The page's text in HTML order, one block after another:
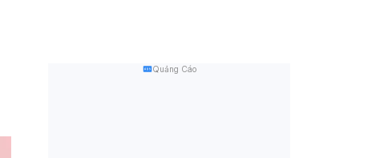
Quảng Cáo